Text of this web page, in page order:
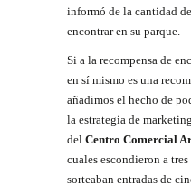
informó de la cantidad
encontrar en su parque.
Si a la recompensa de
en sí mismo es una
añadimos el hecho de
la estrategia de
del Centro Comercial
cuales escondieron a
sorteaban entradas de